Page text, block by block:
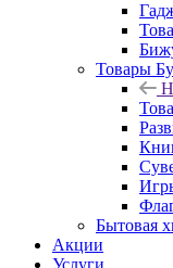
Товары
Бытовая
Акции
Услуги